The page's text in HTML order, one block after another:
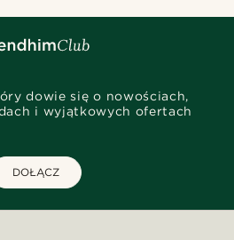
dowie się o nowościach,
i wyjątkowych ofertach
DOŁĄCZ